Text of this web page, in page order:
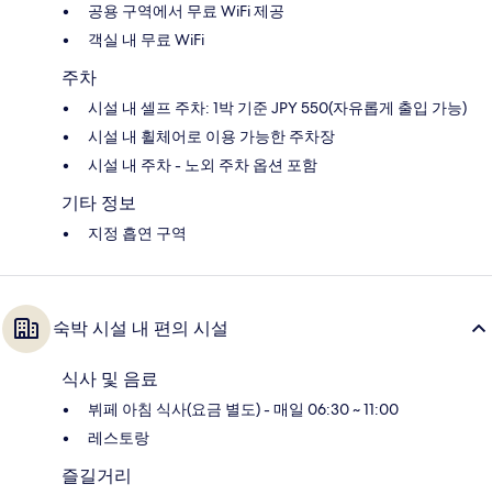
공용 구역에서 무료 WiFi 제공
객실 내 무료 WiFi
주차
시설 내 셀프 주차: 1박 기준 JPY 550(자유롭게 출입 가능)
시설 내 휠체어로 이용 가능한 주차장
시설 내 주차 - 노외 주차 옵션 포함
기타 정보
지정 흡연 구역
숙박 시설 내 편의 시설
식사 및 음료
뷔페 아침 식사(요금 별도) - 매일 06:30 ~ 11:00
레스토랑
즐길거리